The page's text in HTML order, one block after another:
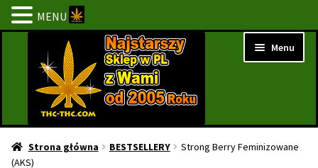
nawigacji
treści
Menu
Strona Główna
Strona główna BESTSELLERY
Strong Berry Feminizowane
(AKS)
MENU